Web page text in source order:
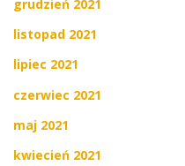
grudzień 2021
listopad 2021
lipiec 2021
czerwiec 2021
maj 2021
kwiecień 2021